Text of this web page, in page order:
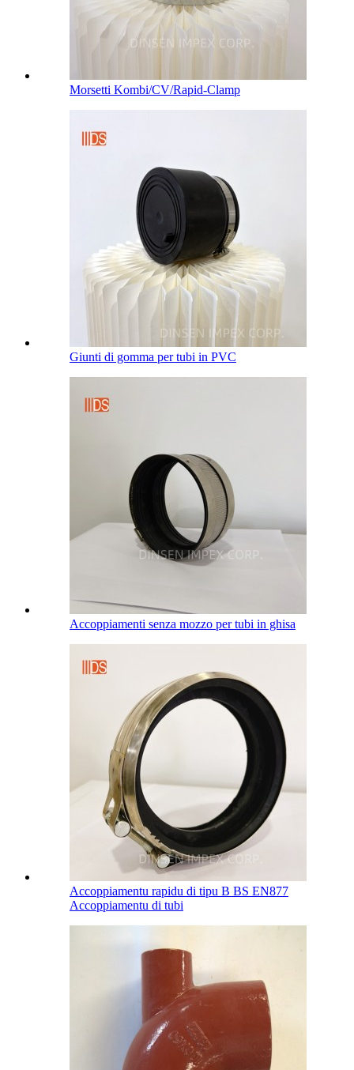
Morsetti Kombi/CV/Rapid-Clamp
Giunti di gomma per tubi in PVC
Accoppiamenti senza mozzo per tubi in ghisa
Accoppiamentu rapidu di tipu B BS EN877
Accoppiamentu di tubi